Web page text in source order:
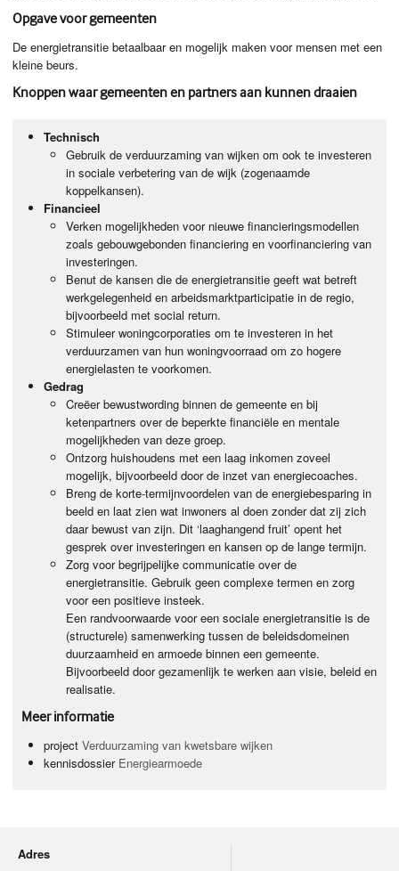
Opgave voor gemeenten
De energietransitie betaalbaar en mogelijk maken voor mensen met een
kleine beurs.
Knoppen waar gemeenten en partners aan kunnen draaien
Technisch
Gebruik de verduurzaming van wijken om ook te investeren
in sociale verbetering van de wijk (zogenaamde
koppelkansen).
Financieel
Verken mogelijkheden voor nieuwe financieringsmodellen
zoals gebouwgebonden financiering en voorfinanciering van
investeringen.
Benut de kansen die de energietransitie geeft wat betreft
werkgelegenheid en arbeidsmarktparticipatie in de regio,
bijvoorbeeld met social return.
Stimuleer woningcorporaties om te investeren in het
verduurzamen van hun woningvoorraad om zo hogere
energielasten te voorkomen.
Gedrag
Creëer bewustwording binnen de gemeente en bij
ketenpartners over de beperkte financiële en mentale
mogelijkheden van deze groep.
Ontzorg huishoudens met een laag inkomen zoveel
mogelijk, bijvoorbeeld door de inzet van energiecoaches.
Breng de korte-termijnvoordelen van de energiebesparing in
beeld en laat zien wat inwoners al doen zonder dat zij zich
daar bewust van zijn. Dit ‘laaghangend fruit’ opent het
gesprek over investeringen en kansen op de lange termijn.
Zorg voor begrijpelijke communicatie over de
energietransitie. Gebruik geen complexe termen en zorg
voor een positieve insteek.
Een randvoorwaarde voor een sociale energietransitie is de
(structurele) samenwerking tussen de beleidsdomeinen
duurzaamheid en armoede binnen een gemeente.
Bijvoorbeeld door gezamenlijk te werken aan visie, beleid en
realisatie.
Meer informatie
projectVerduurzaming van kwetsbare wijken
kennisdossier Energiearmoede
Adres